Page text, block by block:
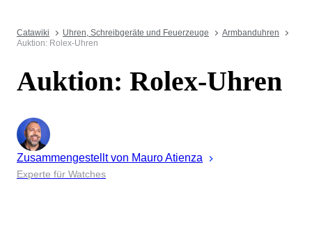
Catawiki Uhren, Schreibgeräte und Feuerzeuge
Armbanduhren
Auktion: Rolex-Uhren
Auktion: Rolex-Uhren
Zusammengestellt von MauroAtienza
Experte für Watches